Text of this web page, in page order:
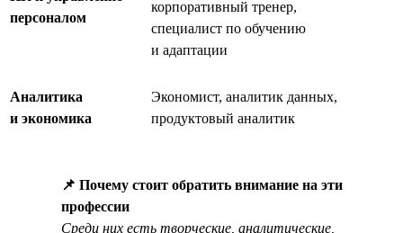
персоналом
корпоративный тренер,
специалист по обучению
и адаптации
Аналитика
и экономика
Экономист, аналитик данных,
продуктовый аналитик
📌 Почему стоит обратить внимание на эти
профессии
Среди них есть творческие, аналитические,